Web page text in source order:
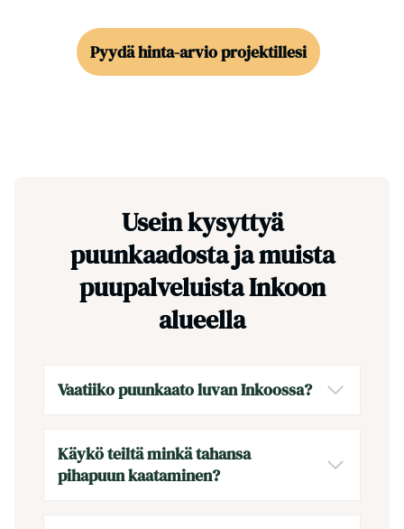
Pyydä hinta-arvio projektillesi
Usein kysyttyä
puunkaadosta ja muista
puupalveluista Inkoon
alueella
Vaatiiko puunkaato luvan Inkoossa?
Käykö teiltä minkä tahansa
pihapuun kaataminen?